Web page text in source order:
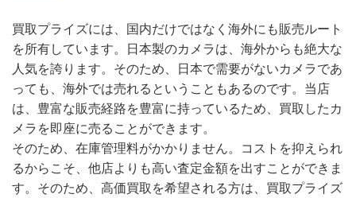
買取プライズには、国内だけではなく海外にも販売ルート
を所有しています。日本製のカメラは、海外からも絶大な
人気を誇ります。そのため、日本で需要がないカメラであ
っても、海外では売れるということもあるのです。当店
は、豊富な販売経路を豊富に持っているため、買取したカ
メラを即座に売ることができます。
そのため、在庫管理料がかかりません。コストを抑えられ
るからこそ、他店よりも高い査定金額を出すことができま
す。そのため、高価買取を希望される方は、買取プライズ